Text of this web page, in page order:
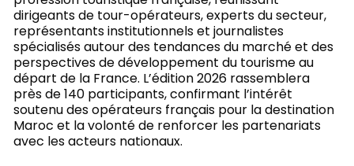
dirigeants de tour-opérateurs, experts du secteur,
représentants institutionnels et journalistes
spécialisés autour des tendances du marché et des
perspectives de développement du tourisme au
départ de la France. L’édition 2026 rassemblera
près de 140 participants, confirmant l’intérêt
soutenu des opérateurs français pour la destination
Maroc et la volonté de renforcer les partenariats
avec les acteurs nationaux.